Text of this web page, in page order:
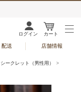
ログイン カート
配送 店舗情報
ークレット（男性用）
>